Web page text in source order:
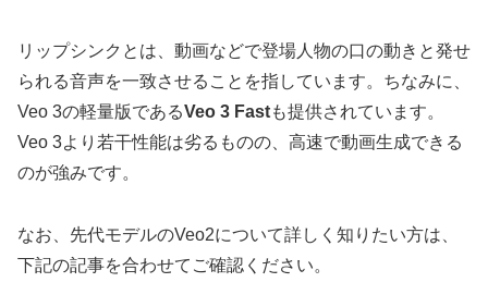
リップシンクとは、動画などで登場人物の口の動きと発せ
られる音声を一致させることを指しています。ちなみに、
Veo 3の軽量版であるVeo 3 Fastも提供されています。
Veo 3より若干性能は劣るものの、高速で動画生成できる
のが強みです。
なお、先代モデルのVeo2について詳しく知りたい方は、
下記の記事を合わせてご確認ください。